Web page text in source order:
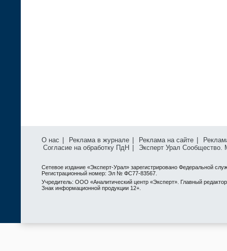
О нас Реклама в журнале Реклама на сайте
Согласие на обработку ПдН
Эксперт Урал Сообщество.
Сетевое издание «Эксперт-Урал» зарегистрировано Федеральной
Регистрационный номер: Эл № ФС77-83567.
Учредитель: ООО «Аналитический центр «Эксперт». Главный
Знак информационной продукции 12+.